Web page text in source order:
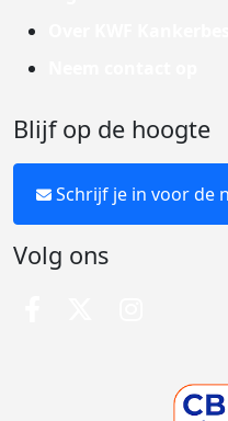
Blijf op de hoogte
Schrijf je in voor de
Volg ons